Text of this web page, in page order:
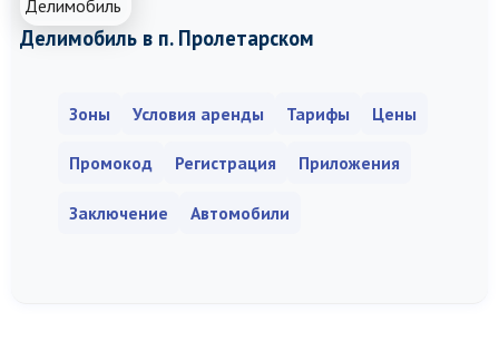
Делимобиль в п. Пролетарском
Зоны Условия аренды Тарифы Цены
Промокод Регистрация Приложения
Заключение Автомобили